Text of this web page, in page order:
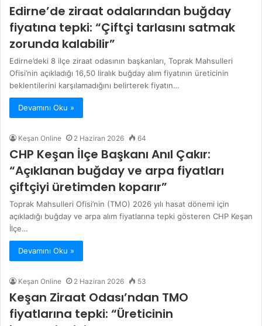
Edirne’de ziraat odalarından buğday
fiyatına tepki: “Çiftçi tarlasını satmak
zorunda kalabilir”
Edirne’deki 8 ilçe ziraat odasının başkanları, Toprak Mahsulleri
Ofisi’nin açıkladığı 16,50 liralık buğday alım fiyatının üreticinin
beklentilerini karşılamadığını belirterek fiyatın…
Devamını Oku »
Keşan Online 2 Haziran 2026 64
CHP Keşan İlçe Başkanı Anıl Çakır:
“Açıklanan buğday ve arpa fiyatları
çiftçiyi üretimden koparır”
Toprak Mahsulleri Ofisi’nin (TMO) 2026 yılı hasat dönemi için
açıkladığı buğday ve arpa alım fiyatlarına tepki gösteren CHP Keşan
İlçe…
Devamını Oku »
Keşan Online 2 Haziran 2026 53
Keşan Ziraat Odası’ndan TMO
fiyatlarına tepki: “Üreticinin